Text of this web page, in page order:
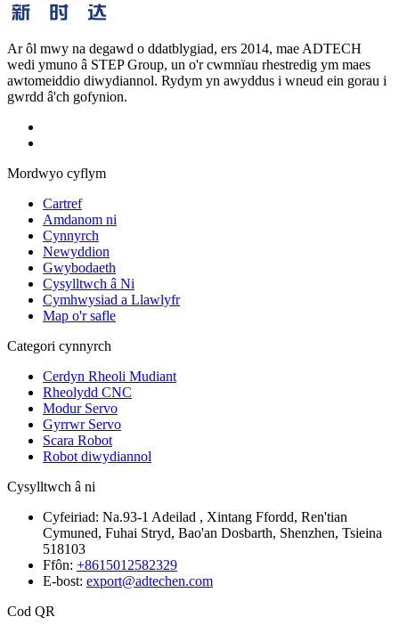
Ar ôl mwy na degawd o ddatblygiad, ers 2014, mae ADTECH
wedi ymuno â STEP Group, un o'r cwmnïau rhestredig ym maes
awtomeiddio diwydiannol. Rydym yn awyddus i wneud ein gorau i
gwrdd â'ch gofynion.
Mordwyo cyflym
Cartref
Amdanom ni
Cynnyrch
Newyddion
Gwybodaeth
Cysylltwch â Ni
Cymhwysiad a Llawlyfr
Map o'r safle
Categori cynnyrch
Cerdyn Rheoli Mudiant
Rheolydd CNC
Modur Servo
Gyrrwr Servo
Scara Robot
Robot diwydiannol
Cysylltwch â ni
Cyfeiriad: Na.93-1 Adeilad , Xintang Ffordd, Ren'tian
Cymuned, Fuhai Stryd, Bao'an Dosbarth, Shenzhen, Tsieina
518103
Ffôn: +8615012582329
E-bost: export@adtechen.com
Cod QR